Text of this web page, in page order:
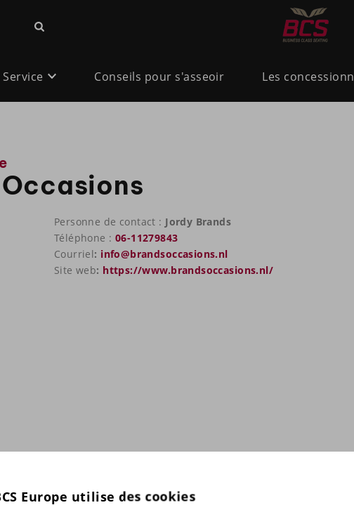
Europe utilise des cookies
Service Conseils pour s'asseoir Les
Personne de contact : Jordy Brands
Téléphone : 06-11279843
Courriel: info@brandsoccasions.nl
Site web: https://www.brandsoccasions.nl/